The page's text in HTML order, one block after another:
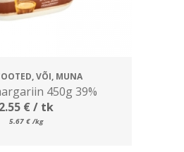
VÕI, MUNA
450g 39%
2.55 €/ tk
5.67 € /kg